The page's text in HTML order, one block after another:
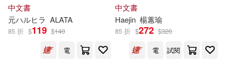
めたる☆ハニィ(8)
黑龍江科學技術出版社(12)
Meister(11) 三民(11)
中文書
元ハルヒラ ALATA
85 折 $119 $140
電
中文書
Haejin 楊蕙瑜
85 折 $272 $320
電
試閱